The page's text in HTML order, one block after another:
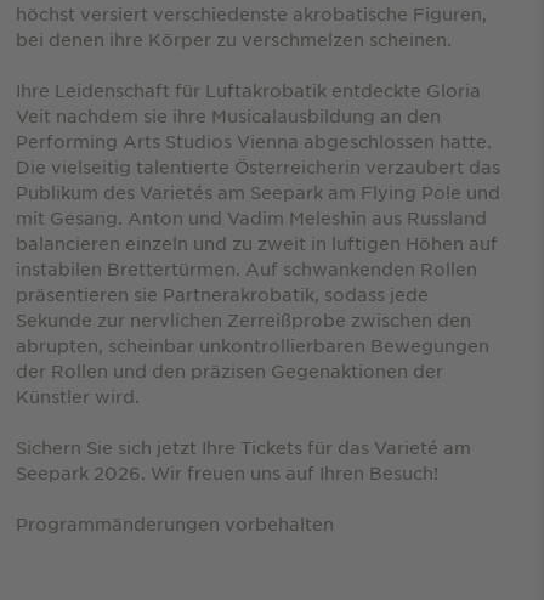
höchst versiert verschiedenste akrobatische Figuren,
bei denen ihre Körper zu verschmelzen scheinen.
Ihre Leidenschaft für Luftakrobatik entdeckte Gloria
Veit nachdem sie ihre Musicalausbildung an den
Performing Arts Studios Vienna abgeschlossen hatte.
Die vielseitig talentierte Österreicherin verzaubert das
Publikum des Varietés am Seepark am Flying Pole und
mit Gesang. Anton und Vadim Meleshin aus Russland
balancieren einzeln und zu zweit in luftigen Höhen auf
instabilen Brettertürmen. Auf schwankenden Rollen
präsentieren sie Partnerakrobatik, sodass jede
Sekunde zur nervlichen Zerreißprobe zwischen den
abrupten, scheinbar unkontrollierbaren Bewegungen
der Rollen und den präzisen Gegenaktionen der
Künstler wird.
Sichern Sie sich jetzt Ihre Tickets für das Varieté am
Seepark 2026. Wir freuen uns auf Ihren Besuch!
Programmänderungen vorbehalten